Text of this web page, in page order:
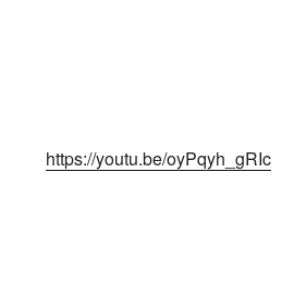
https://youtu.be/oyPqyh_gRIc